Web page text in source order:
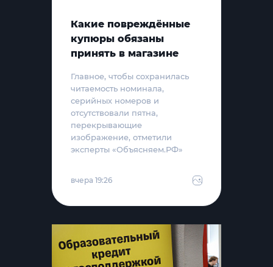
Какие повреждённые
купюры обязаны
принять в магазине
Главное, чтобы сохранилась
читаемость номинала,
серийных номеров и
отсутствовали пятна,
перекрывающие
изображение, отметили
эксперты «Объясняем.РФ»
вчера 19:26